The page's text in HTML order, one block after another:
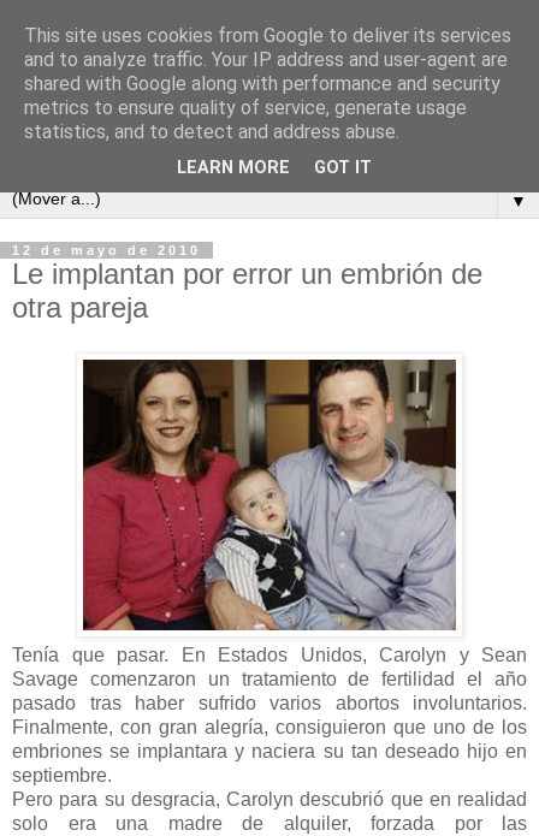
▼
12 de mayo de 2010
Le implantan por error un embrión de
otra pareja
Tenía que pasar. En Estados Unidos, Carolyn y Sean
Savage comenzaron un tratamiento de fertilidad el año
pasado tras haber sufrido varios abortos involuntarios.
Finalmente, con gran alegría, consiguieron que uno de los
embriones se implantara y naciera su tan deseado hijo en
septiembre.
Pero para su desgracia, Carolyn descubrió que en realidad
solo era una madre de alquiler, forzada por las
This site uses cookies from Google to deliver its services
and to analyze traffic. Your IP address and user-agent are
shared with Google along with performance and security
metrics to ensure quality of service, generate usage
statistics, and to detect and address abuse.
LEARN MORE GOT IT